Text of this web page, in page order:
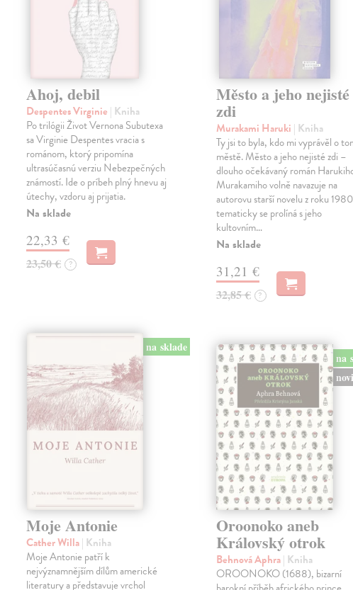
Ahoj, debil
Despentes Virginie | Kniha
Po trilógii Život Vernona Subutexa
sa Virginie Despentes vracia s
románom, ktorý pripomína
ultrasúčasnú verziu Nebezpečných
známostí. Ide o príbeh plný hnevu aj
útechy, vzdoru aj prijatia.
Na sklade
22,33 €
23,50 € ?
Město a jeho nejisté
zdi
Murakami Haruki | Kniha
Ty jsi to byla, kdo mi vyprávěl o
městě. Město a jeho nejisté zdi –
dlouho očekávaný román
Murakamiho volně navazuje na
autorovu starší novelu z roku
tematicky se prolíná s jeho
kultovním…
Na sklade
31,21 €
32,85 € ?
na sklade
Moje Antonie
Cather Willa| Kniha
Moje Antonie patří k
nejvýznamnějším dílům americké
literatury a představuje vrchol
na
Oroonoko aneb
Královský otrok
Behnová Aphra| Kniha
OROONOKO (1688), bizarní